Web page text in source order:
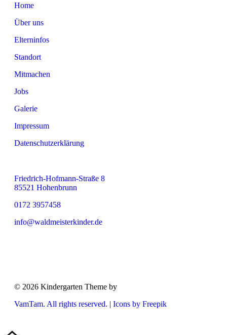
Home
Über uns
Elterninfos
Standort
Mitmachen
Jobs
Galerie
Impressum
Datenschutzerklärung
Friedrich-Hofmann-Straße 8
85521 Hohenbrunn
0172 3957458
info@waldmeisterkinder.de
© 2026 Kindergarten Theme by
VamTam. All rights reserved. | Icons by Freepik